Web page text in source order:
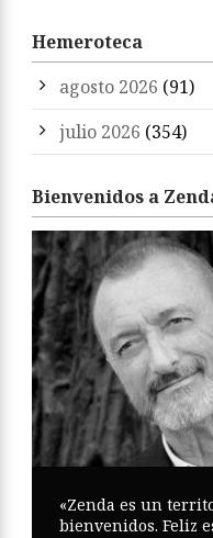
Hemeroteca
agosto 2026 (91)
julio 2026 (354)
Bienvenidos a
«Zenda es un
bienvenidos. Feliz